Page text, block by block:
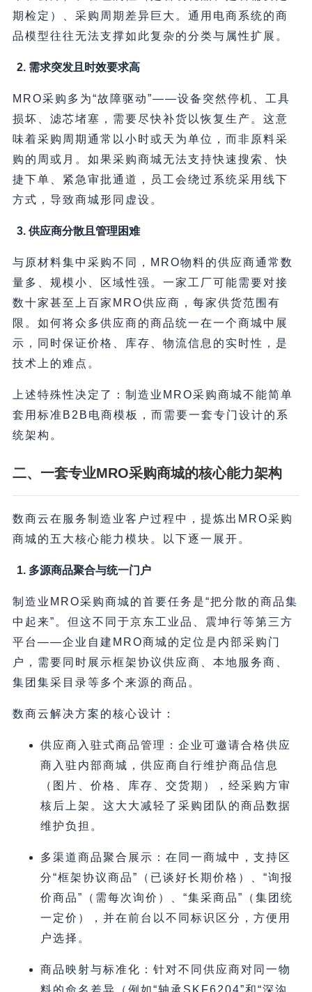
期检定）、采购周期差异巨大。通用电商系统的商
品模型往往无法支撑如此复杂的分类与属性扩展。
2. 需求突发且时效要求高
MRO采购多为“故障驱动”——设备突然停机、工具
损坏、滤芯堵塞，需要尽快补货以恢复生产。这意
味着采购周期通常以小时或天为单位，而非原料采
购的周或月。如果采购商城无法支持快速搜索、快
捷下单、紧急审批通道，员工会绕过系统采用线下
方式，导致商城形同虚设。
3. 供应商分散且管理困难
与原材料集中采购不同，MRO物料的供应商通常数
量多、规模小、区域性强。一家工厂可能需要对接
数十家甚至上百家MRO供应商，每家供货范围有
限。如何将众多供应商的商品统一在一个商城中展
示，同时保证价格、库存、物流信息的实时性，是
技术上的难点。
上述特殊性决定了：制造业MRO采购商城不能简单
套用标准B2B电商模板，而需要一套专门设计的系
统架构。
二、一套专业MRO采购商城的核心能力架构
数商云在服务制造业客户过程中，提炼出MRO采购
商城的五大核心能力模块。以下逐一展开。
1. 多源商品聚合与统一门户
制造业MRO采购商城的首要任务是“把分散的商品集
中起来”。但这不同于京东工业品、震坤行等第三方
平台——企业自建MRO商城的定位是内部采购门
户，需要同时展示框架协议供应商、本地服务商、
集团集采目录等多个来源的商品。
数商云解决方案的核心设计：
供应商入驻式商品管理：企业可邀请合格供应
商入驻内部商城，供应商自行维护商品信息
（图片、价格、库存、交货期），经采购方审
核后上架。这大大减轻了采购团队的商品数据
维护负担。
多渠道商品聚合展示：在同一商城中，支持区
分“框架协议商品”（已谈好长期价格）、“询报
价商品”（需每次询价）、“集采商品”（集团统
一定价），并在前台以不同标识区分，方便用
户选择。
商品映射与标准化：针对不同供应商对同一物
料的命名差异（例如“轴承SKF6204”和“深沟